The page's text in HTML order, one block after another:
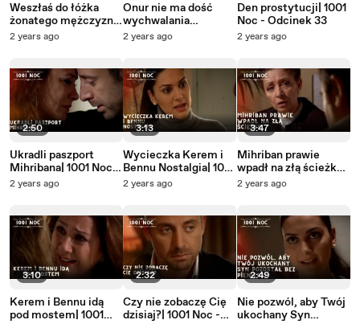
Weszłaś do łóżka
żonatego mężczyzny|
1001 Noc - Odcinek
2 years ago
2:50
Ukradli paszport
Mihribana| 1001 Noc -
Odcinek 33
2 years ago
3:10
Kerem i Bennu idą
pod mostem| 1001
Onur nie ma dość
wychwalania
Szeherezady| 1001
2 years ago
3:13
Wycieczka Kerem i
Bennu Nostalgia| 1001
Noc - Odcinek 33
2 years ago
2:32
Czy nie zobaczę Cię
dzisiaj?| 1001 Noc -
Den prostytucji| 1001
Noc - Odcinek 33
2 years ago
3:47
Mihriban prawie
wpadł na złą ścieżkę|
1001 Noc - Odcinek
2 years ago
2:49
Nie pozwól, aby Twój
ukochany Syn